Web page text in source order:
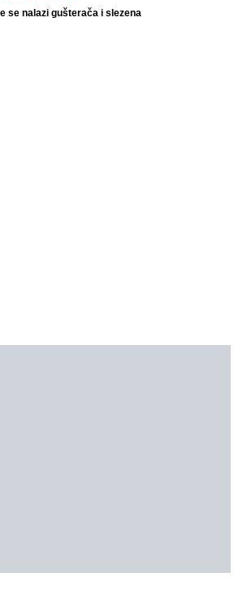
se nalazi gušterača i slezena